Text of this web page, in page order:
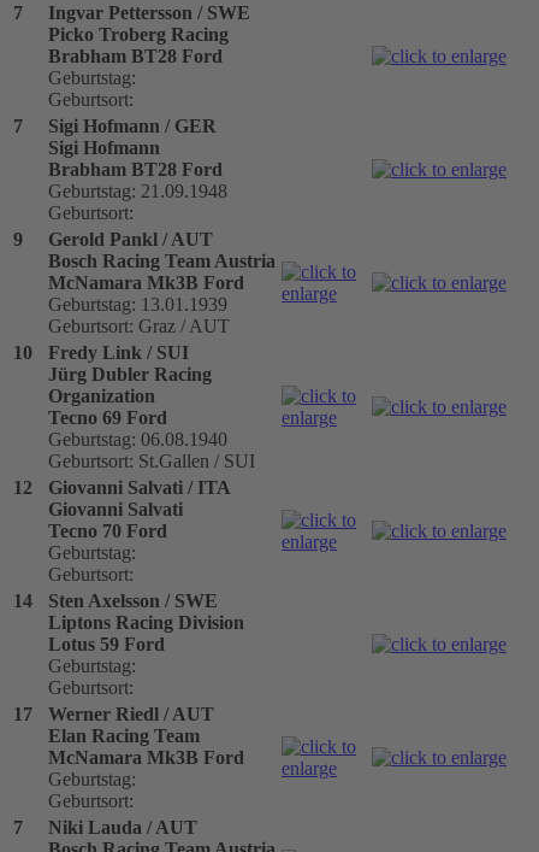
7
Ingvar Pettersson / SWE
Picko Troberg Racing
Brabham BT28 Ford
Geburtstag:
Geburtsort:
7
Sigi Hofmann / GER
Sigi Hofmann
Brabham BT28 Ford
Geburtstag: 21.09.1948
Geburtsort:
9
Gerold Pankl / AUT
Bosch Racing Team Austria
McNamara Mk3B Ford
Geburtstag: 13.01.1939
Geburtsort: Graz / AUT
10
Fredy Link / SUI
Jürg Dubler Racing
Organization
Tecno 69 Ford
Geburtstag: 06.08.1940
Geburtsort: St.Gallen / SUI
12
Giovanni Salvati / ITA
Giovanni Salvati
Tecno 70 Ford
Geburtstag:
Geburtsort:
14
Sten Axelsson / SWE
Liptons Racing Division
Lotus 59 Ford
Geburtstag:
Geburtsort:
17
Werner Riedl / AUT
Elan Racing Team
McNamara Mk3B Ford
Geburtstag:
Geburtsort:
7
Niki Lauda / AUT